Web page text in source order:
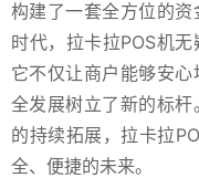
构建了一套全方位的
时代，拉卡拉POS机无
它不仅让商户能够安
全发展树立了新的标
的持续拓展，拉卡拉
全、便捷的未来。